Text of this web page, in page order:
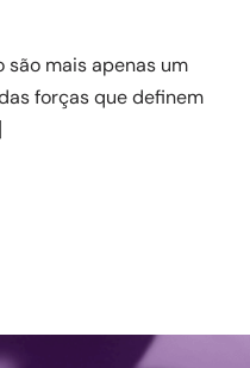
mais apenas um
forças que definem